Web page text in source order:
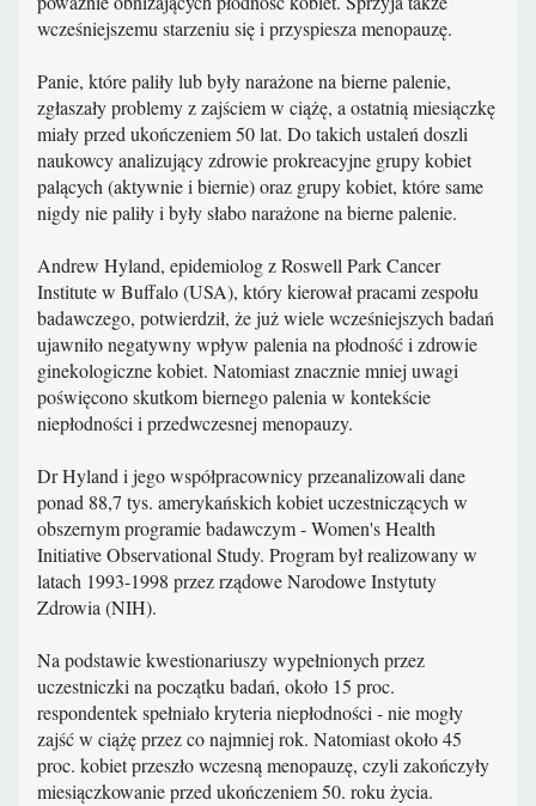
wcześniejszemu starzeniu się i przyspiesza menopauzę.
Panie, które paliły lub były narażone na bierne palenie,
zgłaszały problemy z zajściem w ciążę, a ostatnią miesiączkę
miały przed ukończeniem 50 lat. Do takich ustaleń doszli
naukowcy analizujący zdrowie prokreacyjne grupy kobiet
palących (aktywnie i biernie) oraz grupy kobiet, które same
nigdy nie paliły i były słabo narażone na bierne palenie.
Andrew Hyland, epidemiolog z Roswell Park Cancer
Institute w Buffalo (USA), który kierował pracami zespołu
badawczego, potwierdził, że już wiele wcześniejszych badań
ujawniło negatywny wpływ palenia na płodność i zdrowie
ginekologiczne kobiet. Natomiast znacznie mniej uwagi
poświęcono skutkom biernego palenia w kontekście
niepłodności i przedwczesnej menopauzy.
Dr Hyland i jego współpracownicy przeanalizowali dane
ponad 88,7 tys. amerykańskich kobiet uczestniczących w
obszernym programie badawczym - Women's Health
Initiative Observational Study. Program był realizowany w
latach 1993-1998 przez rządowe Narodowe Instytuty
Zdrowia (NIH).
Na podstawie kwestionariuszy wypełnionych przez
uczestniczki na początku badań, około 15 proc.
respondentek spełniało kryteria niepłodności - nie mogły
zajść w ciążę przez co najmniej rok. Natomiast około 45
proc. kobiet przeszło wczesną menopauzę, czyli zakończyły
miesiączkowanie przed ukończeniem 50. roku życia.